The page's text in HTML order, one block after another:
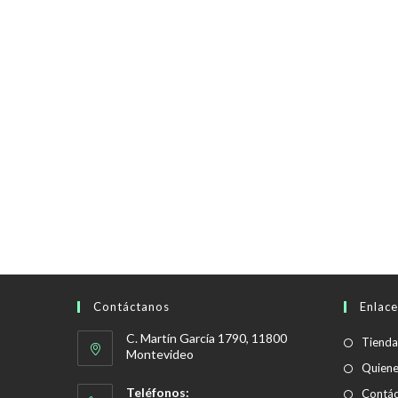
Contáctanos
C. Martín García 1790, 11800
Montevideo
Teléfonos:
Tienda